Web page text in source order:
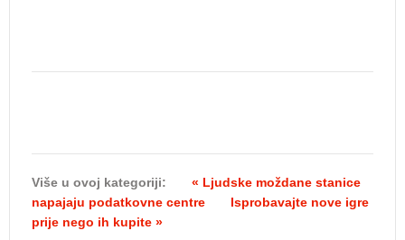
Više u ovoj kategoriji:
« Ljudske moždane stanice
napajaju podatkovne centre
Isprobavajte nove igre
prije nego ih kupite »